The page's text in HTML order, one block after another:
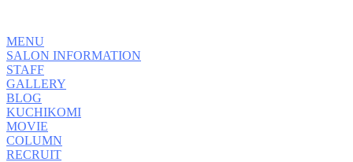
MENU
SALON INFORMATION
STAFF
GALLERY
BLOG
KUCHIKOMI
MOVIE
COLUMN
RECRUIT